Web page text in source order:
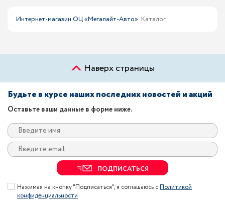
Интернет-магазин ОЦ «Мегалайт-Авто» Каталог
Наверх страницы
Будьте в курсе наших последних новостей и акций
Оставьте ваши данные в форме ниже.
ПОДПИСАТЬСЯ
Нажимая на кнопку "Подписаться", я соглашаюсь сПолитикой
конфиденциальности